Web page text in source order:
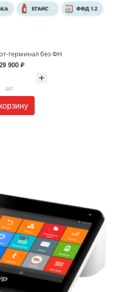
терминал без ФН
900 ₽
шт